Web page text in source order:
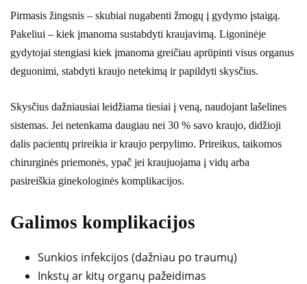
Pirmasis žingsnis – skubiai nugabenti žmogų į gydymo įstaigą.
Pakeliui – kiek įmanoma sustabdyti kraujavimą. Ligoninėje
gydytojai stengiasi kiek įmanoma greičiau aprūpinti visus organus
deguonimi, stabdyti kraujo netekimą ir papildyti skysčius.
Skysčius dažniausiai leidžiama tiesiai į veną, naudojant lašelines
sistemas. Jei netenkama daugiau nei 30 % savo kraujo, didžioji
dalis pacientų prireikia ir kraujo perpylimo. Prireikus, taikomos
chirurginės priemonės, ypač jei kraujuojama į vidų arba
pasireiškia ginekologinės komplikacijos.
Galimos komplikacijos
Sunkios infekcijos (dažniau po traumų)
Inkstų ar kitų organų pažeidimas